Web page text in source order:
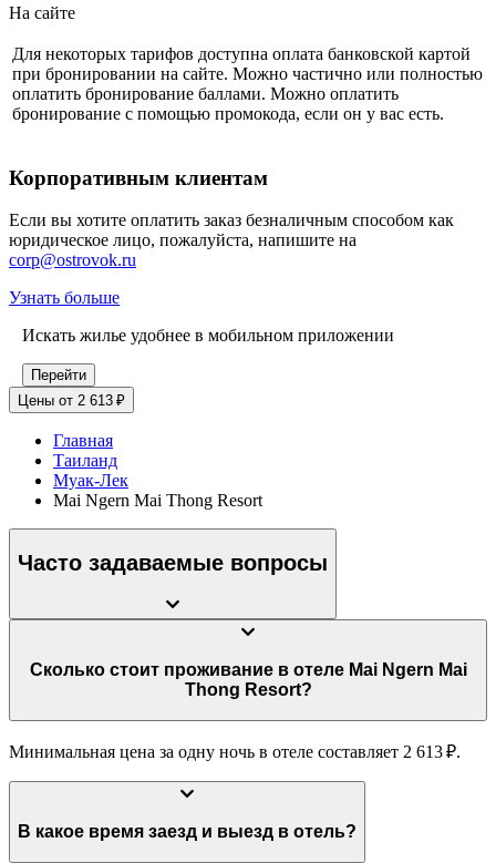
На сайте
Для некоторых тарифов доступна оплата банковской картой
при бронировании на сайте. Можно частично или полностью
оплатить бронирование баллами. Можно оплатить
бронирование с помощью промокода, если он у вас есть.
Корпоративным клиентам
Если вы хотите оплатить заказ безналичным способом как
юридическое лицо, пожалуйста, напишите на
corp@ostrovok.ru
Узнать больше
Искать жилье удобнее в мобильном приложении
Перейти
Цены от 2 613 ₽
Главная
Таиланд
Муак-Лек
Mai Ngern Mai Thong Resort
Часто задаваемые вопросы
Сколько стоит проживание в отеле Mai Ngern Mai
Thong Resort?
Минимальная цена за одну ночь в отеле составляет 2 613 ₽.
В какое время заезд и выезд в отель?